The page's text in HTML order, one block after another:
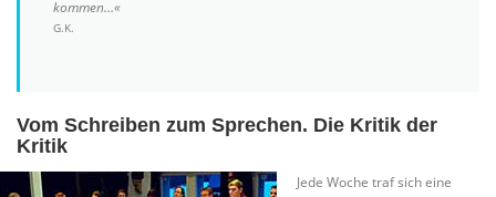
kommen…«
G.K.
Vom Schreiben zum Sprechen. Die Kritik der
Kritik
Jede Woche traf sich eine